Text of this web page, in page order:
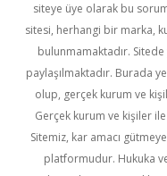
siteye üye olarak bu
sitesi, herhangi bir marka,
bulunmamaktadır. Sitede
paylaşılmaktadır. Burada
olup, gerçek kurum ve
Gerçek kurum ve kişiler
Sitemiz, kar amacı
platformudur. Hukuka